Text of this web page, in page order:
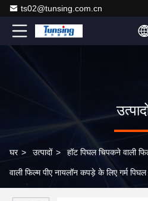
ts02@tunsing.com.cn
घर > उत्पादों > हॉट पिघल चिपकने वाली
वाली फिल्म पीए नायलॉन कपड़े के लिए गर्म पिघल